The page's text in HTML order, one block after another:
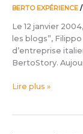
BERTO EXPÉRIENCE
Le 12 janvier
les blogs”,
d’entreprise
BertoStory.
Lire plus »